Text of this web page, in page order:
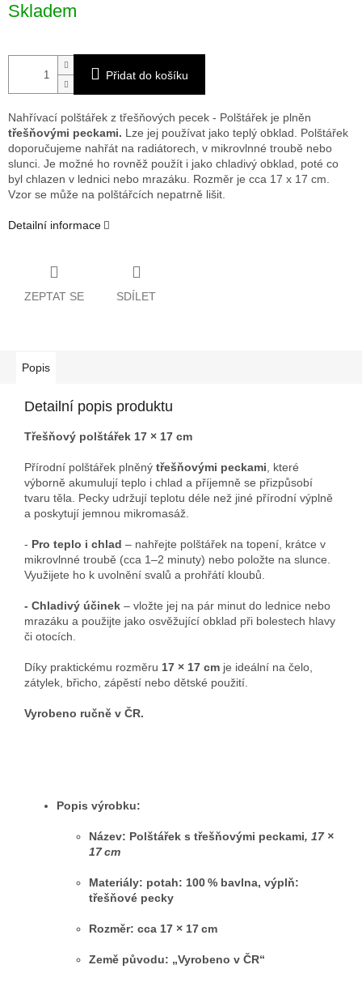
cena:
Skladem
Přidat do košíku
Nahřívací polštářek z třešňových pecek - Polštářek je plněn
třešňovými peckami. Lze jej používat jako teplý obklad. Polštářek
doporučujeme nahřát na radiátorech, v mikrovlnné troubě nebo
slunci. Je možné ho rovněž použít i jako chladivý obklad, poté co
byl chlazen v lednici nebo mrazáku. Rozměr je cca 17 x 17 cm.
Vzor se může na polštářcích nepatrně lišit.
Detailní informace
ZEPTAT SE SDÍLET
Popis
Detailní popis produktu
Třešňový polštářek 17 × 17 cm
Přírodní polštářek plněný třešňovými peckami , které
výborně akumulují teplo i chlad a příjemně se přizpůsobí
tvaru těla. Pecky udržují teplotu déle než jiné přírodní výplně
a poskytují jemnou mikromasáž.
- Pro teplo i chlad – nahřejte polštářek na topení, krátce v
mikrovlnné troubě (cca 1–2 minuty) nebo položte na slunce.
Využijete ho k uvolnění svalů a prohřátí kloubů.
- Chladivý účinek – vložte jej na pár minut do lednice nebo
mrazáku a použijte jako osvěžující obklad při bolestech hlavy
či otocích.
Díky praktickému rozměru 17 × 17 cm je ideální na čelo,
zátylek, břicho, zápěstí nebo dětské použití.
Vyrobeno ručně v ČR.
Popis výrobku:
Název: Polštářek s třešňovými peckami, 17 ×
17 cm
Materiály: potah: 100 % bavlna, výplň:
třešňové pecky
Rozměr: cca 17 × 17 cm
Země původu: „Vyrobeno v ČR“